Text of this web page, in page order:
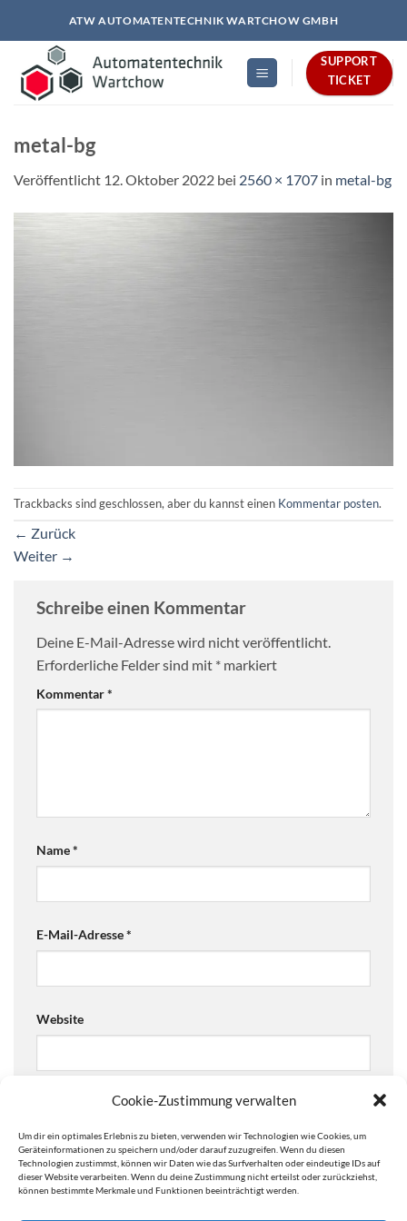
Cookie-Zustimmung verwalten
Um dir ein optimales Erlebnis zu bieten, verwenden wir Technologien wie Cookies, um
Geräteinformationen zu speichern und/oder darauf zuzugreifen. Wenn du diesen
Technologien zustimmst, können wir Daten wie das Surfverhalten oder eindeutige IDs auf
dieser Website verarbeiten. Wenn du deine Zustimmung nicht erteilst oder zurückziehst,
können bestimmte Merkmale und Funktionen beeinträchtigt werden.
springen
ATW AUTOMATENTECHNIK WARTCHOW GMBH
SUPPORT
TICKET
metal-bg
Veröffentlicht 12. Oktober 2022 bei 2560 × 1707 in metal-bg
Trackbacks sind geschlossen, aber du kannst einen Kommentar posten.
← Zurück
Weiter →
Schreibe einen Kommentar
Deine E-Mail-Adresse wird nicht veröffentlicht.
Erforderliche Felder sind mit * markiert
Kommentar*
Name*
E-Mail-Adresse*
Website
Ja, füge mich zu der Mailingliste hinzu!
Are you human? Please solve: